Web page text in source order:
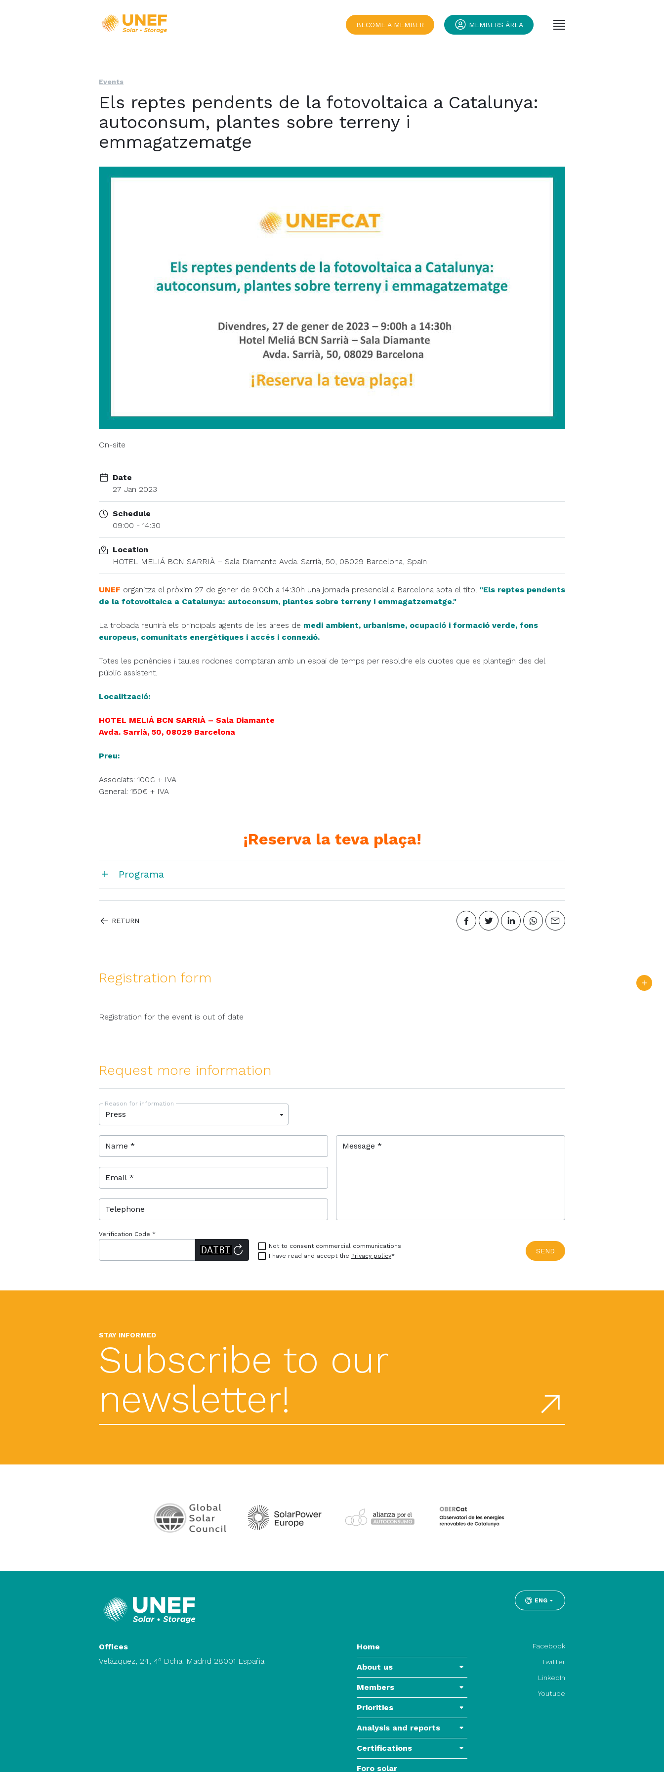
BECOME A MEMBER MEMBERS ÁREA
Events
Els reptes pendents de la fotovoltaica a Catalunya:
autoconsum, plantes sobre terreny i
emmagatzematge
On-site
Date
27 Jan 2023
Schedule
09:00 - 14:30
Location
HOTEL MELIÁ BCN SARRIÀ – Sala Diamante Avda. Sarrià, 50, 08029 Barcelona, Spain
UNEF organitza el pròxim 27 de gener de 9:00h a 14:30h una jornada presencial a Barcelona sota el títol "Els reptes pendents
de la fotovoltaica a Catalunya: autoconsum, plantes sobre terreny i emmagatzematge."
La trobada reunirà els principals agents de les àrees de medi ambient, urbanisme, ocupació i formació verde, fons
europeus, comunitats energètiques i accés i connexió.
Totes les ponències i taules rodones comptaran amb un espai de temps per resoldre els dubtes que es plantegin des del
públic assistent.
Localització:
HOTEL MELIÁ BCN SARRIÀ – Sala Diamante
Avda. Sarrià, 50, 08029 Barcelona
Preu:
Associats: 100€ + IVA
General: 150€ + IVA
¡Reserva la teva plaça!
Programa
RETURN
Registration form
Registration for the event is out of date
Request more information
Reason for information
Name *
Email *
Telephone
Message *
Verification Code *
Not to consent commercial communications
I have read and accept the Privacy policy*
STAY INFORMED
Subscribe to our
newsletter!
ENG
Offices
Velázquez, 24, 4º Dcha. Madrid 28001 España
Home
About us
Members
Priorities
Analysis and reports
Certifications
Foro solar
Facebook
Twitter
LinkedIn
Youtube